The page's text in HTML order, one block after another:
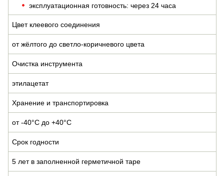
эксплуатационная готовность: через 24 часа
Цвет клеевого соединения
от жёлтого до светло-коричневого цвета
Очистка инструмента
этилацетат
Хранение и транспортировка
от -40°С до +40°С
Срок годности
5 лет в заполненной герметичной таре